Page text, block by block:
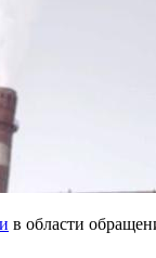
в области